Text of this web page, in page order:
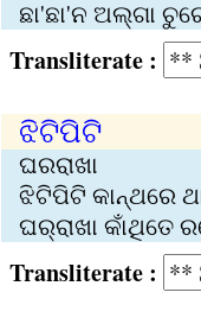
ଛା'ଛା'ନ ଅଲ୍‌ଗା
Transliterate :
ଝିଟିପିଟି
ଘରରାଖା
ଝିଟିପିଟି କାନ୍ଥରେ
ଘର୍‌ରାଖା କାଁଥିତେ
Transliterate :